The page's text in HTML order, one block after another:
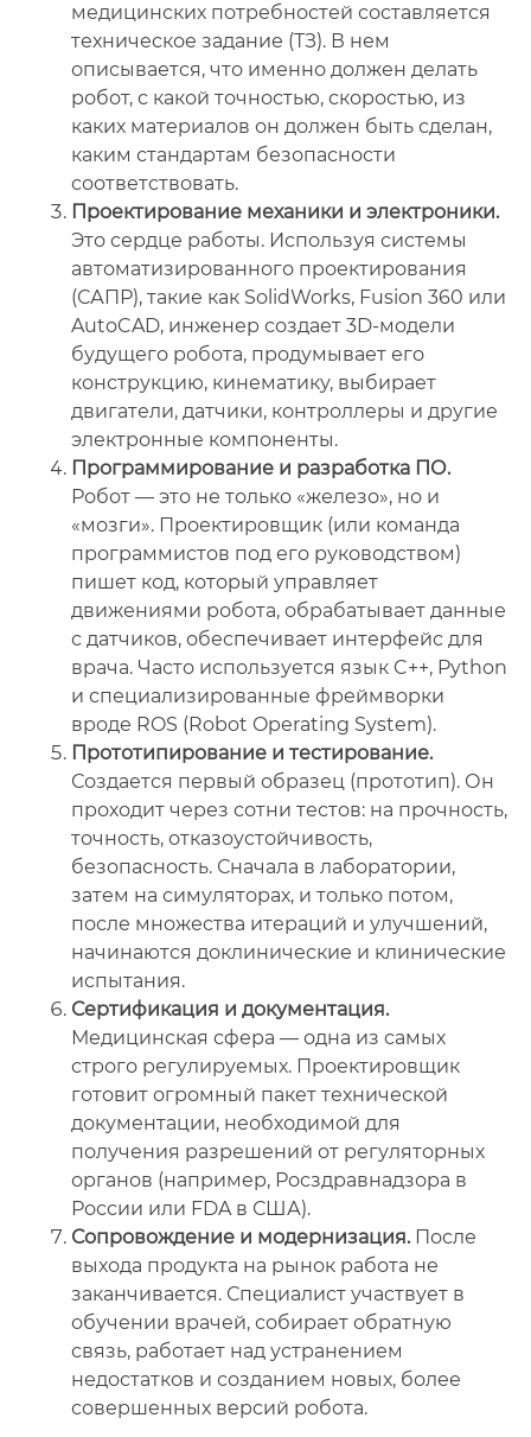
медицинских потребностей составляется
техническое задание (ТЗ). В нем
описывается, что именно должен делать
робот, с какой точностью, скоростью, из
каких материалов он должен быть сделан,
каким стандартам безопасности
соответствовать.
Проектирование механики и электроники.
Это сердце работы. Используя системы
автоматизированного проектирования
(САПР), такие как SolidWorks, Fusion 360 или
AutoCAD, инженер создает 3D-модели
будущего робота, продумывает его
конструкцию, кинематику, выбирает
двигатели, датчики, контроллеры и другие
электронные компоненты.
Программирование и разработка ПО.
Робот — это не только «железо», но и
«мозги». Проектировщик (или команда
программистов под его руководством)
пишет код, который управляет
движениями робота, обрабатывает данные
с датчиков, обеспечивает интерфейс для
врача. Часто используется язык C++, Python
и специализированные фреймворки
вроде ROS (Robot Operating System).
Прототипирование и тестирование.
Создается первый образец (прототип). Он
проходит через сотни тестов: на прочность,
точность, отказоустойчивость,
безопасность. Сначала в лаборатории,
затем на симуляторах, и только потом,
после множества итераций и улучшений,
начинаются доклинические и клинические
испытания.
Сертификация и документация.
Медицинская сфера — одна из самых
строго регулируемых. Проектировщик
готовит огромный пакет технической
документации, необходимой для
получения разрешений от регуляторных
органов (например, Росздравнадзора в
России или FDA в США).
Сопровождение и модернизация.После
выхода продукта на рынок работа не
заканчивается. Специалист участвует в
обучении врачей, собирает обратную
связь, работает над устранением
недостатков и созданием новых, более
совершенных версий робота.